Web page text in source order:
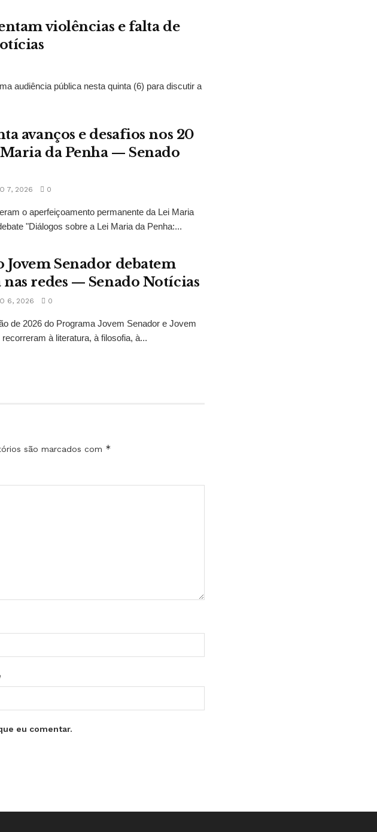
violências e falta de
audiência pública nesta quinta (6) para discutir a
avanços e desafios nos 20
da Penha — Senado
7, 2026 0
o aperfeiçoamento permanente da Lei Maria
"Diálogos sobre a Lei Maria da Penha:...
Jovem Senador debatem
redes — Senado Notícias
6, 2026 0
de 2026 do Programa Jovem Senador e Jovem
à literatura, à filosofia, à...
são marcados com *
eu comentar.